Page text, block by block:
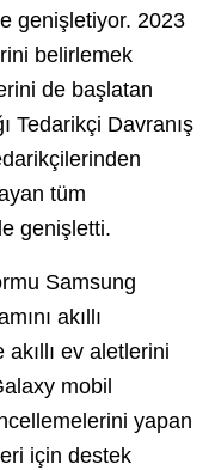
genişletiyor. 2023
belirlemek
de başlatan
Tedarikçi Davranış
tüm
genişletti.
Samsung
akıllı
akıllı ev aletlerini
mobil
yapan
için destek